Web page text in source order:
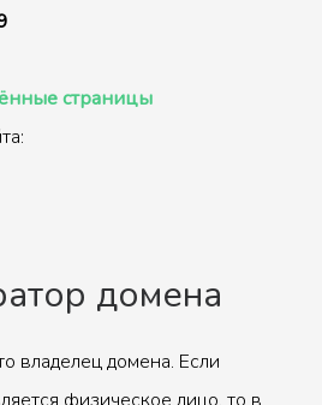
страницы
домена
владелец домена. Если